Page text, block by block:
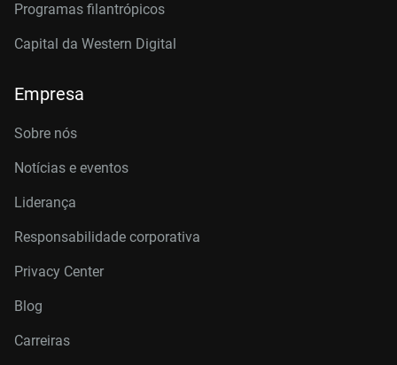
Programas filantrópicos
Capital da Western Digital
Empresa
Sobre nós
Notícias e eventos
Liderança
Responsabilidade corporativa
Privacy Center
Blog
Carreiras